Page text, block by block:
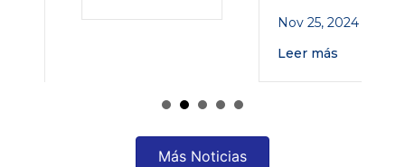
Nov 25, 2024
Leer más
Más Noticias